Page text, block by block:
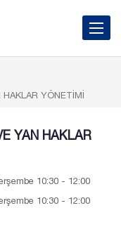
Toggle
HAKLAR YÖNETİMİ
YAN HAKLAR
10:30 - 12:00
10:30 - 12:00